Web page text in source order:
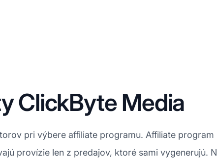
ClickByte Media
pri výbere affiliate programu. Affiliate
provízie len z predajov, ktoré sami vygenerujú.